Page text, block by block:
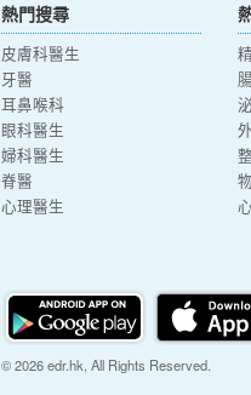
熱門搜尋
皮膚科醫生
牙醫
耳鼻喉科
眼科醫生
婦科醫生
脊醫
心理醫生
© 2026 edr.hk, All Rights Reserved.